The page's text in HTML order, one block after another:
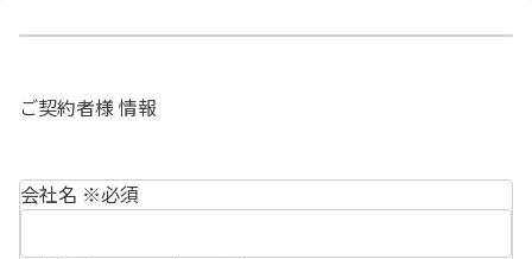
ご契約者様 情報
会社名 ※必須